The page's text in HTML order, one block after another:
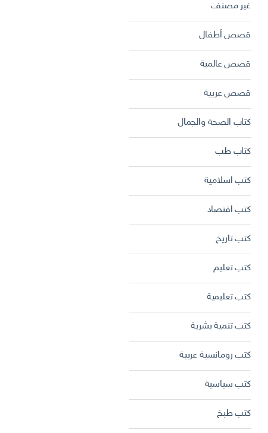
غير مصنف
قصص أطفال
قصص عالمية
قصص عربية
كتاب الصحة والجمال
كتاب طب
كتب اسلامية
كتب اقتصاد
كتب تاريخ
كتب تعليم
كتب تعليمية
كتب تنمية بشرية
كتب رومانسية عربية
كتب سياسية
كتب طبخ